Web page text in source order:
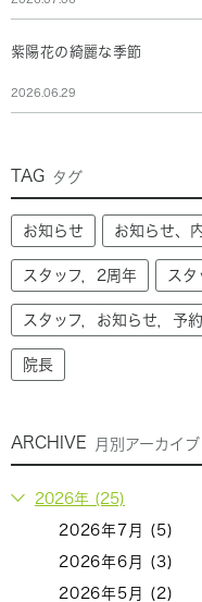
紫陽花の綺麗な季節
2026.06.29
TAG タグ
お知らせ お知らせ、
スタッフ，2周年 スタ
スタッフ，お知らせ，予約
院長
ARCHIVE 月別アーカイブ
2026年 (25)
2026年7月 (5)
2026年6月 (3)
2026年5月 (2)